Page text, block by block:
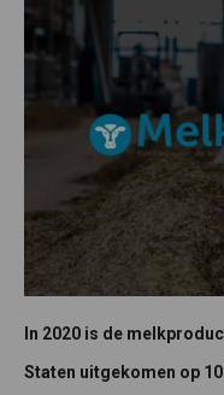
In 2020 is de
Staten uitgekomen op